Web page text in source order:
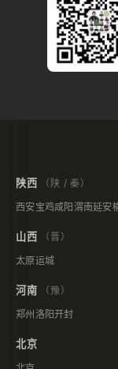
陕西
（陕 / 秦）
西安宝鸡咸阳 渭南延安
山西
（晋）
太原运城
河南
（豫）
郑州 洛阳开封
北京